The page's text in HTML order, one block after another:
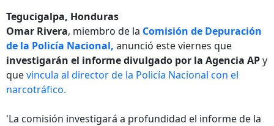
seconds
Honduras
investigará al jefe de
policía por tráfico de
cocaína
Un jefe de Policía de
Texas reanima a un
bebé
Tegucigalpa, Honduras
Omar Rivera, miembro de la Comisión de Depuración
de la Policía Nacional, anunció este viernes que
investigarán el informe divulgado por la Agencia APy
quevincula al director de la Policía Nacional con el
narcotráfico.
'La comisión investigará a profundidad el informe de la